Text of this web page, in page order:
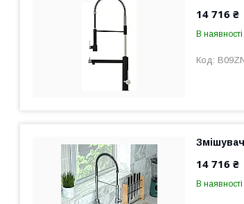
14 716 ₴
В наявності
14 716 ₴
В наявності